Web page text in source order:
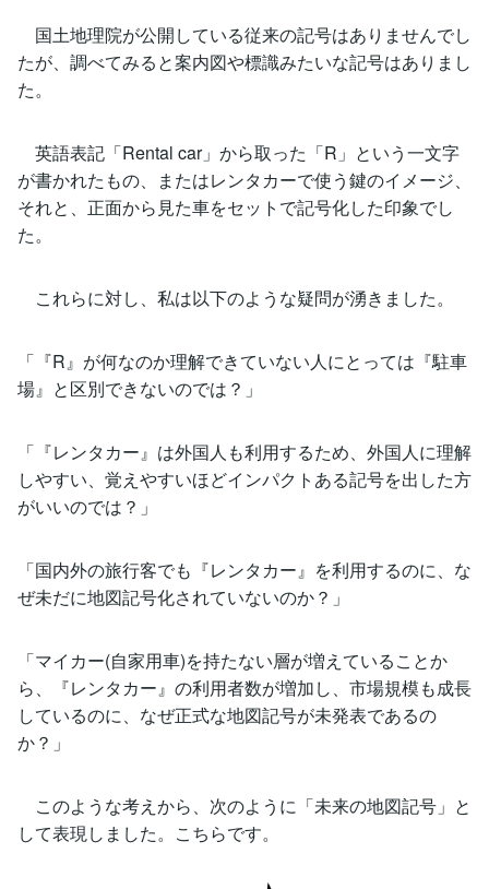
国土地理院が公開している従来の記号はありませんでし
たが、調べてみると案内図や標識みたいな記号はありまし
た。
英語表記「Rental car」から取った「R」という一文字
が書かれたもの、またはレンタカーで使う鍵のイメージ、
それと、正面から見た車をセットで記号化した印象でし
た。
これらに対し、私は以下のような疑問が湧きました。
「『R』が何なのか理解できていない人にとっては『駐車
場』と区別できないのでは？」
「『レンタカー』は外国人も利用するため、外国人に理解
しやすい、覚えやすいほどインパクトある記号を出した方
がいいのでは？」
「国内外の旅行客でも『レンタカー』を利用するのに、な
ぜ未だに地図記号化されていないのか？」
「マイカー(自家用車)を持たない層が増えていることか
ら、『レンタカー』の利用者数が増加し、市場規模も成長
しているのに、なぜ正式な地図記号が未発表であるの
か？」
このような考えから、次のように「未来の地図記号」と
して表現しました。こちらです。